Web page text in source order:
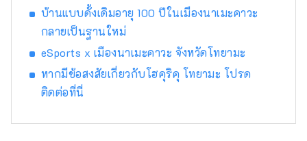
รัฐบาล ผู้คนมากมายที่รักโทยามะจะค้นพบเสน่ห์
ของโทยามะอีกครั้ง ภูมิใจในตัวมันเอง และเผย
แพร่มันไปทั่วโลกด้วยความคิดริเริ่มของพวกเขา
เอง ท้ายที่สุด ตัวละครหลักคือ “ผู้คน” และผมเชื่อ
ว่าความหลากหลายของผู้คนที่ผสมผสานกันจะ
ช่วยเสริมเสน่ห์ของโทยามะ
บ้านแบบดั้งเดิมอายุ 100 ปีในเมืองนาเมะคาวะ
กลายเป็นฐานใหม่
eSports x เมืองนาเมะคาวะ จังหวัดโทยามะ
หากมีข้อสงสัยเกี่ยวกับโฮคุริคุ โทยามะ โปรด
ติดต่อที่นี่